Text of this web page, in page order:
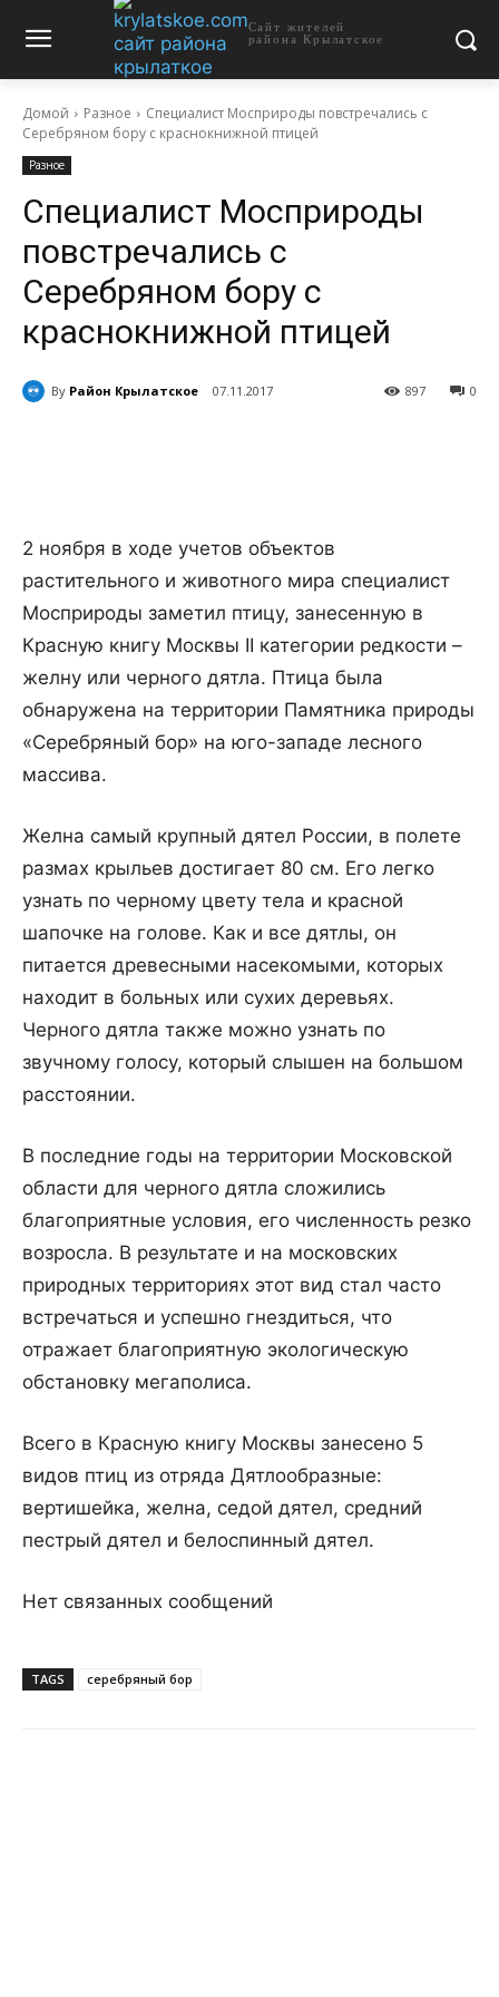
Сайт жителей
района Крылатское
Домой Разное
Специалист Мосприроды повстречались с
Серебряном бору с краснокнижной птицей
Разное
Специалист Мосприроды
повстречались с
Серебряном бору с
краснокнижной птицей
By Район Крылатское 07.11.2017 0
897
2 ноября в ходе учетов объектов
растительного и животного мира специалист
Мосприроды заметил птицу, занесенную в
Красную книгу Москвы II категории редкости –
желну или черного дятла. Птица была
обнаружена на территории Памятника природы
«Серебряный бор» на юго-западе лесного
массива.
Желна самый крупный дятел России, в полете
размах крыльев достигает 80 см. Его легко
узнать по черному цвету тела и красной
шапочке на голове. Как и все дятлы, он
питается древесными насекомыми, которых
находит в больных или сухих деревьях.
Черного дятла также можно узнать по
звучному голосу, который слышен на большом
расстоянии.
В последние годы на территории Московской
области для черного дятла сложились
благоприятные условия, его численность резко
возросла. В результате и на московских
природных территориях этот вид стал часто
встречаться и успешно гнездиться, что
отражает благоприятную экологическую
обстановку мегаполиса.
Всего в Красную книгу Москвы занесено 5
видов птиц из отряда Дятлообразные:
вертишейка, желна, седой дятел, средний
пестрый дятел и белоспинный дятел.
Нет связанных сообщений
TAGS серебряный бор